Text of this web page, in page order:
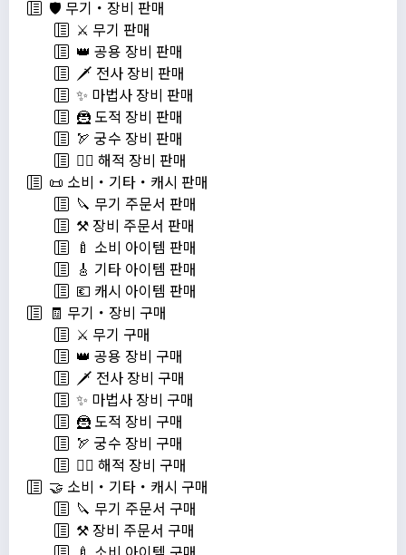
🛡️ 무기・장비 판매
⚔️ 무기 판매
👑 공용 장비 판매
🗡️ 전사 장비 판매
✨ 마법사 장비 판매
🦹 도적 장비 판매
🏹 궁수 장비 판매
🏴‍☠️ 해적 장비 판매
📜 소비・기타・캐시 판매
🔪 무기 주문서 판매
⚒️ 장비 주문서 판매
🍼 소비 아이템 판매
🎸 기타 아이템 판매
💶 캐시 아이템 판매
🧾 무기・장비 구매
⚔️ 무기 구매
👑 공용 장비 구매
🗡️ 전사 장비 구매
✨ 마법사 장비 구매
🦹 도적 장비 구매
🏹 궁수 장비 구매
🏴‍☠️ 해적 장비 구매
🤝 소비・기타・캐시 구매
🔪 무기 주문서 구매
⚒️ 장비 주문서 구매